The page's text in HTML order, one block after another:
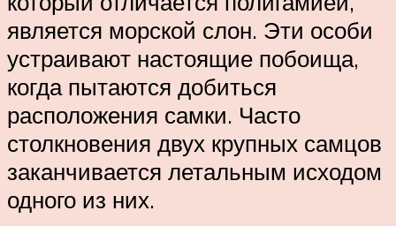
является морской слон. Эти особи
устраивают настоящие побоища,
когда пытаются добиться
расположения самки. Часто
столкновения двух крупных самцов
заканчивается летальным исходом
одного из них.